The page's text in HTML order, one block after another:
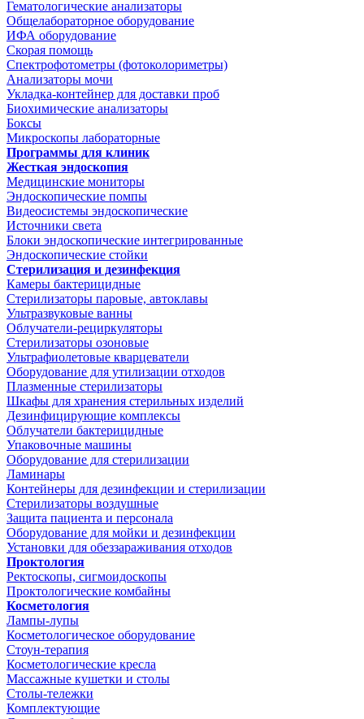
Гематологические анализаторы
Общелабораторное оборудование
ИФА оборудование
Скорая помощь
Спектрофотометры (фотоколориметры)
Анализаторы мочи
Укладка-контейнер для доставки проб
Биохимические анализаторы
Боксы
Микроскопы лабораторные
Программы для клиник
Жесткая эндоскопия
Медицинские мониторы
Эндоскопические помпы
Видеосистемы эндоскопические
Источники света
Блоки эндоскопические интегрированные
Эндоскопические стойки
Стерилизация и дезинфекция
Камеры бактерицидные
Стерилизаторы паровые, автоклавы
Ультразвуковые ванны
Облучатели-рециркуляторы
Стерилизаторы озоновые
Ультрафиолетовые кварцеватели
Оборудование для утилизации отходов
Плазменные стерилизаторы
Шкафы для хранения стерильных изделий
Дезинфицирующие комплексы
Облучатели бактерицидные
Упаковочные машины
Оборудование для стерилизации
Ламинары
Контейнеры для дезинфекции и стерилизации
Стерилизаторы воздушные
Защита пациента и персонала
Оборудование для мойки и дезинфекции
Установки для обеззараживания отходов
Проктология
Ректоскопы, сигмоидоскопы
Проктологические комбайны
Косметология
Лампы-лупы
Косметологическое оборудование
Стоун-терапия
Косметологические кресла
Массажные кушетки и столы
Столы-тележки
Комплектующие